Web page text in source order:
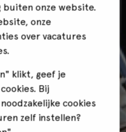
buiten onze website.
onze
over vacatures
klikt, geef je
Bij
cookies
zelf instellen?